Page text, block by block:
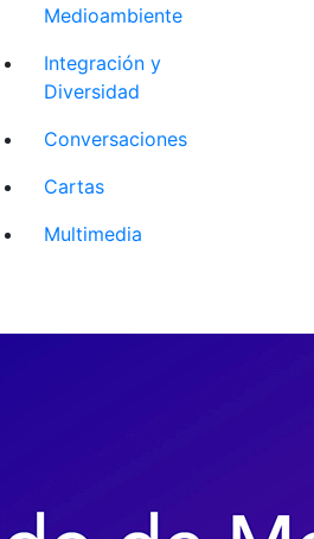
Medioambiente
Integración y
Diversidad
Conversaciones
Cartas
Multimedia